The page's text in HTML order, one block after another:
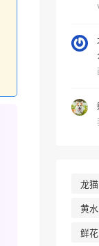
龙猫
黄水
鲜花